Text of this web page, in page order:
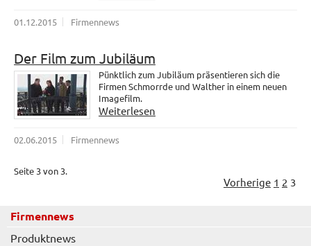
01.12.2015 Firmennews
Der Film zum Jubiläum
Pünktlich zum Jubiläum präsentieren sich die
Firmen Schmorrde und Walther in einem neuen
Imagefilm.
Weiterlesen
02.06.2015 Firmennews
Seite 3 von 3.
Vorherige 1 2 3
Firmennews
Produktnews